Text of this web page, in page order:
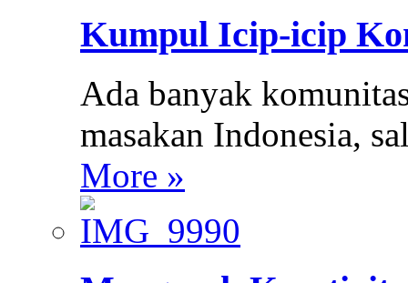
Kumpul Icip-icip
Ada banyak
masakan Indonesia,
More »